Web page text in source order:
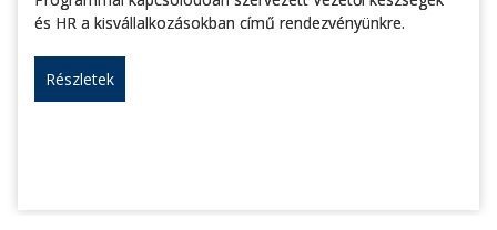
és HR a kisvállalkozásokban című rendezvényünkre.
Részletek